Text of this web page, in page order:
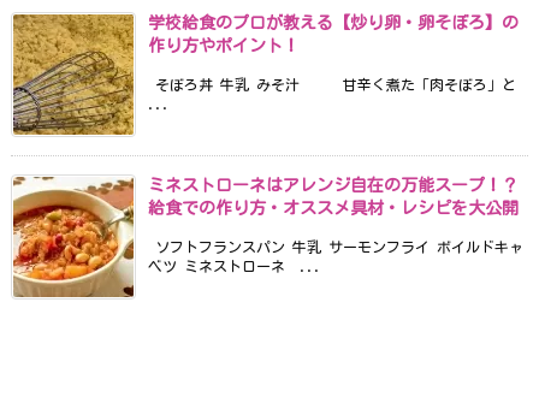
学校給食のプロが教える【炒り卵・卵そぼろ】の
作り方やポイント！
そぼろ丼 牛乳 みそ汁 甘辛く煮た「肉そぼろ」と
ミネストローネはアレンジ自在の万能スープ！？
給食での作り方・オススメ具材・レシピを大公開
ソフトフランスパン 牛乳 サーモンフライ ボイルドキャ
ベツ ミネストローネ ...